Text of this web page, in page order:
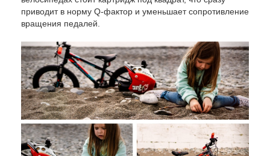
приводит в норму Q-фактор и уменьшает сопротивление
вращения педалей.